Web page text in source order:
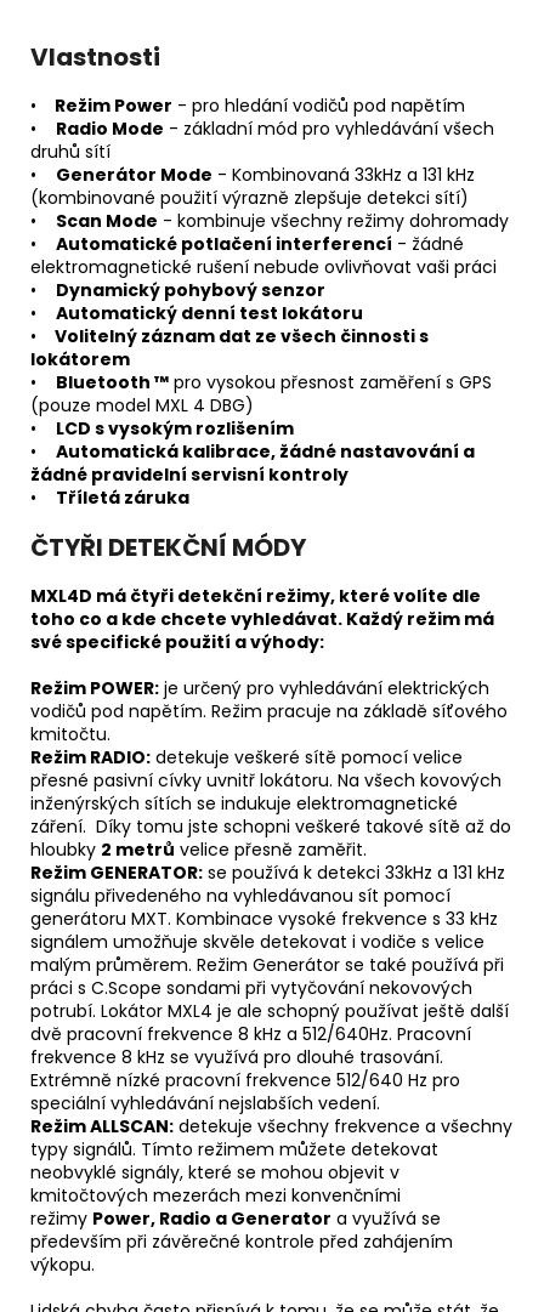
Vlastnosti
• Režim Power - pro hledání vodičů pod napětím
• Radio Mode - základní mód pro vyhledávání všech
druhů sítí
• Generátor Mode - Kombinovaná 33kHz a 131 kHz
(kombinované použití výrazně zlepšuje detekci sítí)
• Scan Mode - kombinuje všechny režimy dohromady
• Automatické potlačení interferencí - žádné
elektromagnetické rušení nebude ovlivňovat vaši práci
• Dynamický pohybový senzor
• Automatický denní test lokátoru
•
Volitelný záznam dat ze všech činnosti s
lokátorem
• Bluetooth ™ pro vysokou přesnost zaměření s GPS
(pouze model MXL 4 DBG)
• LCD s vysokým rozlišením
• Automatická kalibrace, žádné nastavování a
žádné pravidelní servisní kontroly
• Tříletá záruka
ČTYŘI DETEKČNÍ MÓDY
MXL4D má čtyři detekční režimy, které volíte dle
toho co a kde chcete vyhledávat. Každý režim má
své specifické použití a výhody:
Režim POWER: je určený pro vyhledávání elektrických
vodičů pod napětím. Režim pracuje na základě síťového
kmitočtu.
Režim RADIO: detekuje veškeré sítě pomocí velice
přesné pasivní cívky uvnitř lokátoru. Na všech kovových
inženýrských sítích se indukuje elektromagnetické
záření. Díky tomu jste schopni veškeré takové sítě až do
hloubky 2 metrů velice přesně zaměřit.
Režim GENERATOR: se používá k detekci 33kHz a 131 kHz
signálu přivedeného na vyhledávanou sít pomocí
generátoru MXT. Kombinace vysoké frekvence s 33 kHz
signálem umožňuje skvěle detekovat i vodiče s velice
malým průměrem. Režim Generátor se také používá při
práci s C.Scope sondami při vytyčování nekovových
potrubí. Lokátor MXL4 je ale schopný používat ještě další
dvě pracovní frekvence 8 kHz a 512/640Hz. Pracovní
frekvence 8 kHz se využívá pro dlouhé trasování.
Extrémně nízké pracovní frekvence 512/640 Hz pro
speciální vyhledávání nejslabších vedení.
Režim ALLSCAN: detekuje všechny frekvence a všechny
typy signálů. Tímto režimem můžete detekovat
neobvyklé signály, které se mohou objevit v
kmitočtových mezerách mezi konvenčními
režimy Power, Radio a Generator a využívá se
především při závěrečné kontrole před zahájením
výkopu.